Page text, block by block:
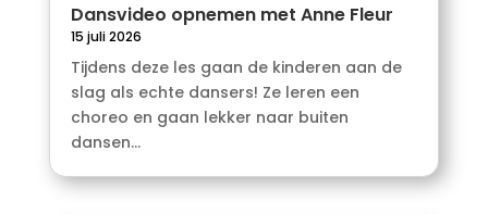
Dansvideo opnemen met Anne Fleur
15 juli 2026
Tijdens deze les gaan de kinderen aan de
slag als echte dansers! Ze leren een
choreo en gaan lekker naar buiten
dansen...